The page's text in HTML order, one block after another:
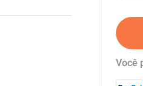
Você